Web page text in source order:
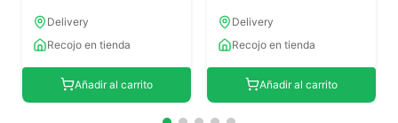
Delivery
Recojo en tienda
Añadir al carrito
Delivery
Recojo en tienda
Añadir al carrito